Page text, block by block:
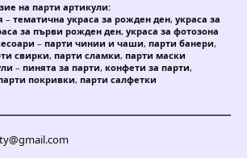
на парти артикули:
– тематична украса за рожден ден, украса за
за първи рожден ден, украса за фотозона
– парти чинии и чаши, парти банери,
свирки, парти сламки, парти маски
– пинята за парти, конфети за парти,
покривки, парти салфетки